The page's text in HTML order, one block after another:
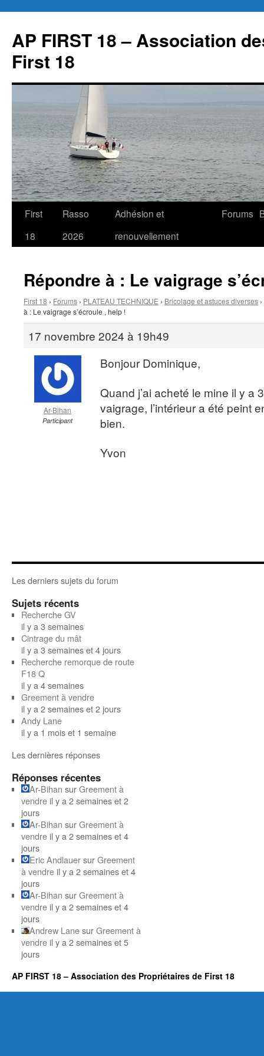
contenu
AP FIRST 18 – Association
First 18
First
18
Rasso
2026
Adhésion et
renouvellement
Forums
Répondre à : Le vaigrage
First 18 › Forums › PLATEAU TECHNIQUE › Bricolage et astuces diverses ›
à : Le vaigrage s’écroule , help !
17 novembre 2024 à 19h49
Ar-Bihan
Participant
Bonjour Dominique,
Quand j’ai acheté le mine il y a
vaigrage, l’intérieur a été peint
bien.
Yvon
Les derniers sujets du forum
Sujets récents
Recherche GV
il y a 3 semaines
Cintrage du mât
il y a 3 semaines et 4 jours
Recherche remorque de route
F18 Q
il y a 4 semaines
Greement à vendre
il y a 2 semaines et 2 jours
Andy Lane
il y a 1 mois et 1 semaine
Les dernières réponses
Réponses récentes
Ar-Bihan surGreement à
vendre il y a 2 semaines et 2
jours
Ar-Bihan surGreement à
vendre il y a 2 semaines et 4
jours
Eric AndlauersurGreement
à vendre il y a 2 semaines et 4
jours
Ar-Bihan surGreement à
vendre il y a 2 semaines et 4
jours
Andrew LanesurGreement à
vendre il y a 2 semaines et 5
jours
AP FIRST 18 – Association des Propriétaires de First 18